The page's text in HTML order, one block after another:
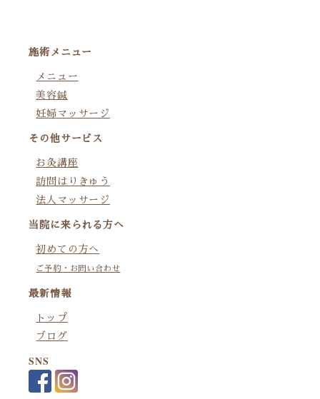
施術メニュー
メニュー
美容鍼
妊婦マッサージ
その他サービス
お灸講座
訪問はりきゅう
法人マッサージ
当院に来られる方へ
初めての方へ
ご予約・お問い合わせ
最新情報
トップ
ブログ
SNS